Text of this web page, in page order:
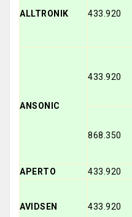
ALLTRONIK 433.920
ANSONIC
433.920
868.350
APERTO
433.920
AVIDSEN 433.920